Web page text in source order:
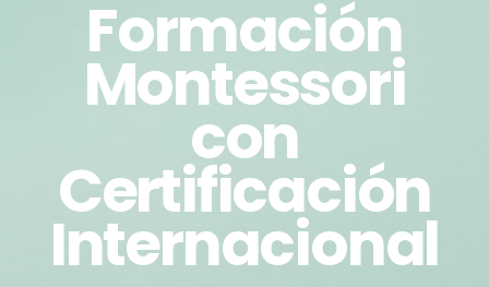
Formación
Montessori
con
Certificación
Internacional